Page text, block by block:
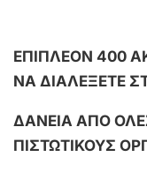
EΠΙΠΛΕΟΝ 400
ΝΑ ΔΙΑΛΕΞΕΤΕ
ΔΑΝΕΙΑ ΑΠΟ
ΠΙΣΤΩΤΙΚΟΥΣ